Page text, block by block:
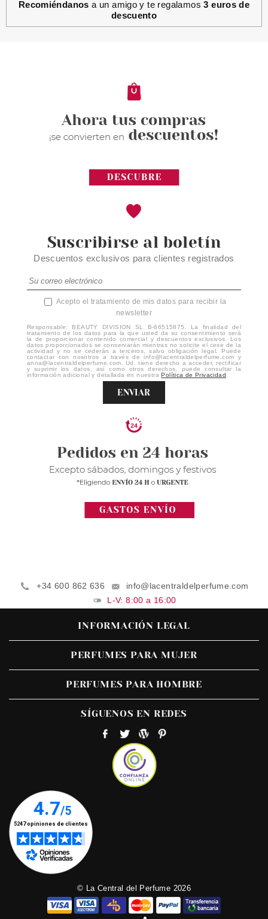
PAULA ECHEVARRIA
11.46€
Recomiéndanos a un amigo y te regalamos3 euros de
descuento
Suscribirse al boletín
Descuentos exclusivos para clientes registrados
Acepto el tratamiento de mis datos para recibir la
newsletter
Responsable: BEAUTY DIVISION SL B-66515875. La finalidad del
tratamiento de los datos para la que usted da su consentimiento será
la de proporcionar contenido comercial y descuentos exclusivos. Los
datos proporcionados se conservarán mientras no solicite el cese de la
actividad y no se cederán a terceros, salvo obligación legal. Puede
contactar con nosotros a través de info@lacentraldelperfume.com y
anna@lacentraldelperfume.com. Ud. tiene derecho a acceder, rectificar
y suprimir los datos, así como otros derechos, puede consultar la
información adicional y detallada en nuestraPolítica de Privacidad
ENVIAR
+34 600 862 636
info@lacentraldelperfume.com
L-V: 8:00 a 16:00
INFORMACIÓN LEGAL
PERFUMES PARA MUJER
PERFUMES PARA HOMBRE
SÍGUENOS EN REDES
© La Central del Perfume 2026